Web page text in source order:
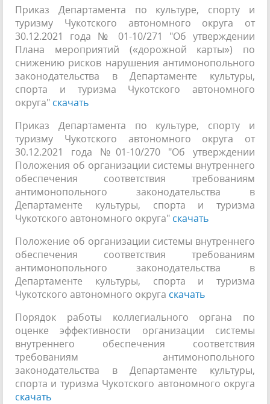
Приказ Департамента по культуре, спорту и
туризму Чукотского автономного округа от
30.12.2021 года № 01-10/271 "Об утверждении
Плана мероприятий («дорожной карты») по
снижению рисков нарушения антимонопольного
законодательства в Департаменте культуры,
спорта и туризма Чукотского автономного
округа" скачать
Приказ Департамента по культуре, спорту и
туризму Чукотского автономного округа от
30.12.2021 года №01-10/270 "Об утверждении
Положения об организации системы внутреннего
обеспечения соответствия требованиям
антимонопольного законодательства в
Департаменте культуры, спорта и туризма
Чукотского автономного округа" скачать
Положение об организации системы внутреннего
обеспечения соответствия требованиям
антимонопольного законодательства в
Департаменте культуры, спорта и туризма
Чукотского автономного округа скачать
Порядок работы коллегиального органа по
оценке эффективности организации системы
внутреннего обеспечения соответствия
требованиям антимонопольного
законодательства в Департаменте культуры,
спорта и туризма Чукотского автономного округа
скачать